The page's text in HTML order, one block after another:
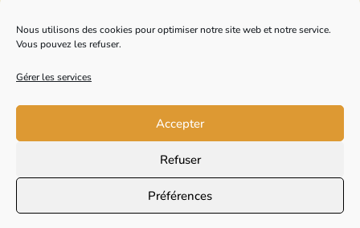
Nous utilisons des cookies pour optimiser notre site web et notre service.
Vous pouvez les refuser.
Gérer les services
Accepter
Refuser
Préférences
Collection Usine
2026 © SICA Longo Maï – Tous droits réservés –
Politique de confidentialité
Conditions générales de vente